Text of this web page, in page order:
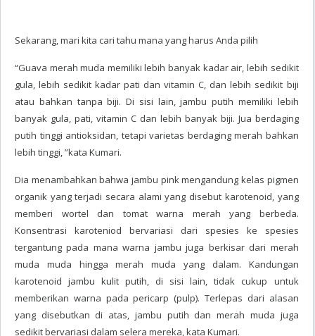
Sekarang, mari kita cari tahu mana yang harus Anda pilih
“Guava merah muda memiliki lebih banyak kadar air, lebih sedikit
gula, lebih sedikit kadar pati dan vitamin C, dan lebih sedikit biji
atau bahkan tanpa biji. Di sisi lain, jambu putih memiliki lebih
banyak gula, pati, vitamin C dan lebih banyak biji. Jua berdaging
putih tinggi antioksidan, tetapi varietas berdaging merah bahkan
lebih tinggi, ”kata Kumari.
Dia menambahkan bahwa jambu pink mengandung kelas pigmen
organik yang terjadi secara alami yang disebut karotenoid, yang
memberi wortel dan tomat warna merah yang berbeda.
Konsentrasi karoteniod bervariasi dari spesies ke spesies
tergantung pada mana warna jambu juga berkisar dari merah
muda muda hingga merah muda yang dalam. Kandungan
karotenoid jambu kulit putih, di sisi lain, tidak cukup untuk
memberikan warna pada pericarp (pulp). Terlepas dari alasan
yang disebutkan di atas, jambu putih dan merah muda juga
sedikit bervariasi dalam selera mereka, kata Kumari.